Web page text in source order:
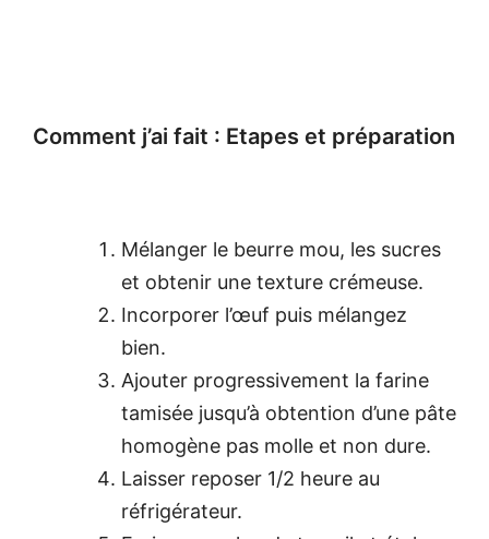
Comment j’ai fait : Etapes et préparation
Mélanger le beurre mou, les sucres
et obtenir une texture crémeuse.
Incorporer l’œuf puis mélangez
bien.
Ajouter progressivement la farine
tamisée jusqu’à obtention d’une pâte
homogène pas molle et non dure.
Laisser reposer 1/2 heure au
réfrigérateur.